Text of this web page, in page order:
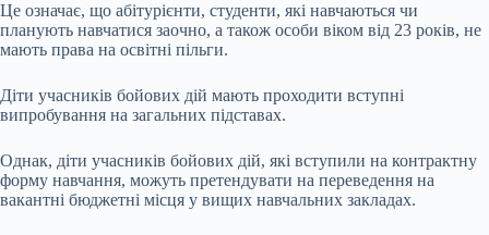
Це означає, що абітурієнти, студенти, які навчаються чи
планують навчатися заочно, а також особи віком від 23 років, не
мають права на освітні пільги.
Діти учасників бойових дій мають проходити вступні
випробування на загальних підставах.
Однак, діти учасників бойових дій, які вступили на контрактну
форму навчання, можуть претендувати на переведення на
вакантні бюджетні місця у вищих навчальних закладах.